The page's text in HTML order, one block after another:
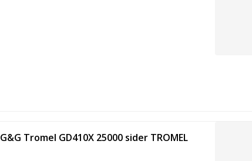
G&G Tromel GD410X 25000 sider TROMEL